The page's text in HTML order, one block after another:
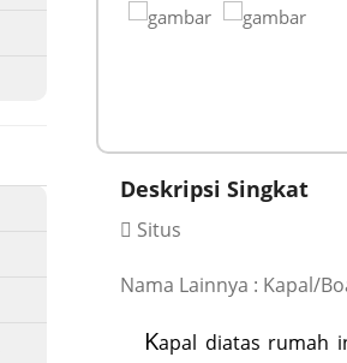
Deskripsi Singkat
Situs
Nama Lainnya : Kapal/
Kapal diatas rumah